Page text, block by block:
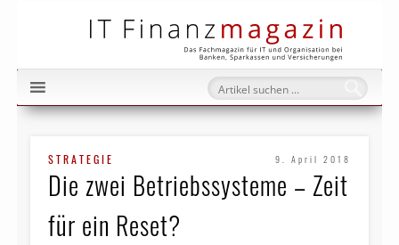
STRATEGIE 9. April 2018
Die zwei Betriebssysteme – Zeit
für ein Reset?